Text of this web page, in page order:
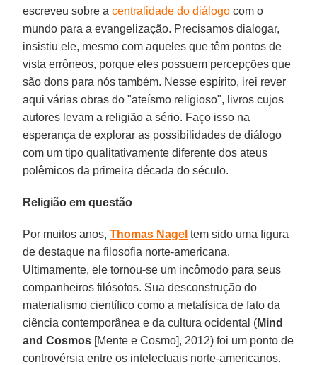
escreveu sobre acentralidade do diálogo com o
mundo para a evangelização. Precisamos dialogar,
insistiu ele, mesmo com aqueles que têm pontos de
vista errôneos, porque eles possuem percepções que
são dons para nós também. Nesse espírito, irei rever
aqui várias obras do "ateísmo religioso", livros cujos
autores levam a religião a sério. Faço isso na
esperança de explorar as possibilidades de diálogo
com um tipo qualitativamente diferente dos ateus
polêmicos da primeira década do século.
Religião em questão
Por muitos anos,Thomas Nagel tem sido uma figura
de destaque na filosofia norte-americana.
Ultimamente, ele tornou-se um incômodo para seus
companheiros filósofos. Sua desconstrução do
materialismo científico como a metafísica de fato da
ciência contemporânea e da cultura ocidental (Mind
and Cosmos [Mente e Cosmo], 2012) foi um ponto de
controvérsia entre os intelectuais norte-americanos.